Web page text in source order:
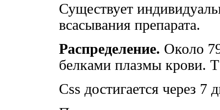
Существует
всасывания препарата.
Распределение. Около
белками плазмы крови.
Css достигается через 7